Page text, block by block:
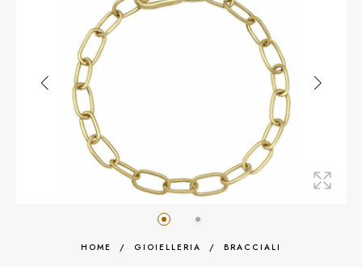
HOME / GIOIELLERIA / BRACCIALI